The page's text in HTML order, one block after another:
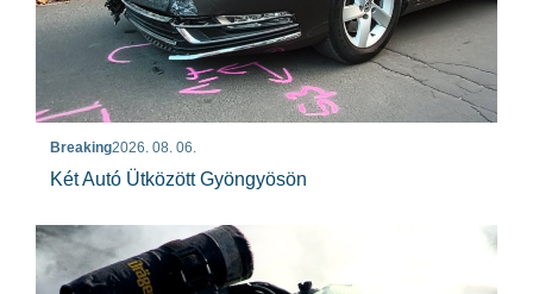
Breaking2026. 08. 06.
Két Autó Ütközött Gyöngyösön